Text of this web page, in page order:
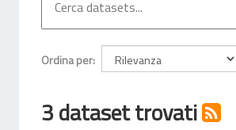
Ordina per
3 dataset trovati